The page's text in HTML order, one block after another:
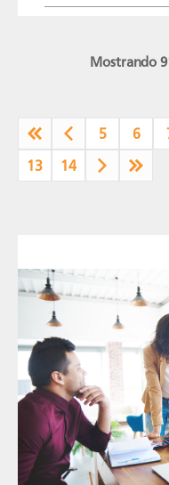
Mostrando
5 6
13
14